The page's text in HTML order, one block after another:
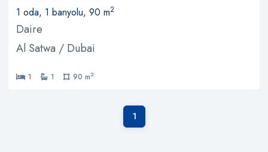
1 oda, 1 banyolu, 90 m2
Daire
Al Satwa / Dubai
1 1 90 m2
1